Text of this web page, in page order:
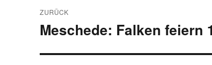
ZURÜCK
Vorheriger
Meschede: Falken feiern